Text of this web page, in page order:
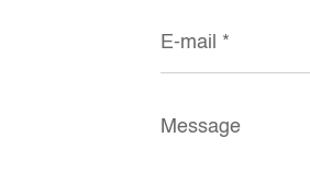
mail
Message
*